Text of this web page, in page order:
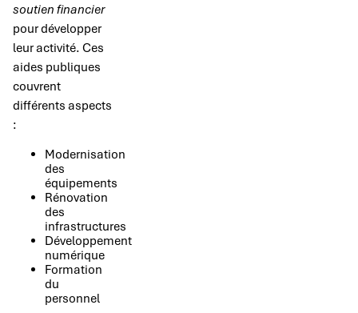
soutien financier
pour développer
leur activité. Ces
aides publiques
couvrent
différents aspects
:
Modernisation
des
équipements
Rénovation
des
infrastructures
Développement
numérique
Formation
du
personnel